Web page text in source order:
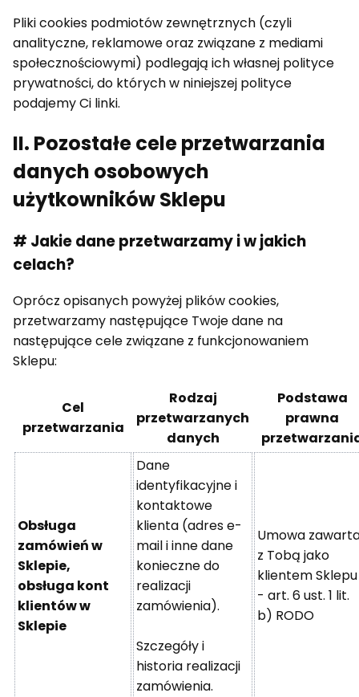
Pliki cookies podmiotów zewnętrznych (czyli
analityczne, reklamowe oraz związane z mediami
społecznościowymi) podlegają ich własnej polityce
prywatności, do których w niniejszej polityce
podajemy Ci linki.
II. Pozostałe cele przetwarzania
danych osobowych
użytkowników Sklepu
# Jakie dane przetwarzamy i w jakich
celach?
Oprócz opisanych powyżej plików cookies,
przetwarzamy następujące Twoje dane na
następujące cele związane z funkcjonowaniem
Sklepu:
Cel
przetwarzania
Rodzaj
przetwarzanych
danych
Podstawa
prawna
Obsługa
zamówień w
Sklepie,
obsługa kont
klientów w
Sklepie
Dane
identyfikacyjne i
kontaktowe
klienta (adres e-
mail i inne dane
konieczne do
realizacji
zamówienia).
Szczegóły i
historia realizacji
zamówienia.
Umowa
z Tobą jako
klientem Sklepu
- art. 6 ust. 1 lit.
b) RODO